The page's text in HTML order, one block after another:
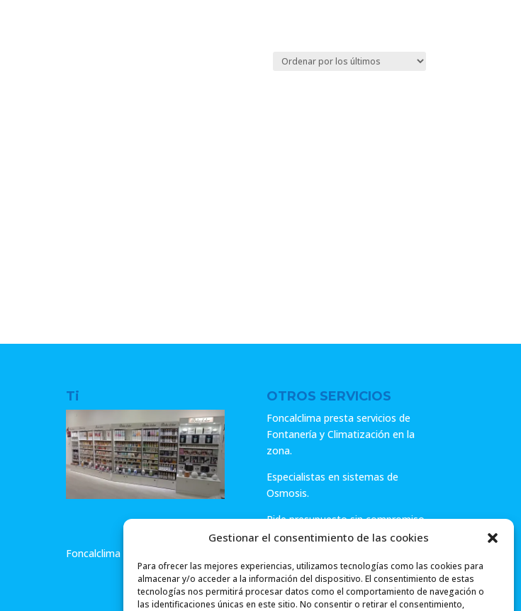
Gestionar el consentimiento de las cookies
Para ofrecer las mejores experiencias, utilizamos tecnologías como las cookies para
almacenar y/o acceder a la información del dispositivo. El consentimiento de estas
tecnologías nos permitirá procesar datos como el comportamiento de navegación o
las identificaciones únicas en este sitio. No consentir o retirar el consentimiento,
Ti
Foncalclima - Aromas de Hogar
OTROS SERVICIOS
Foncalclima presta servicios de
Fontanería y Climatización en la
zona.
Especialistas en sistemas de
Osmosis.
Pide presupuesto sin compromiso
o llámanos y haz tu consulta.